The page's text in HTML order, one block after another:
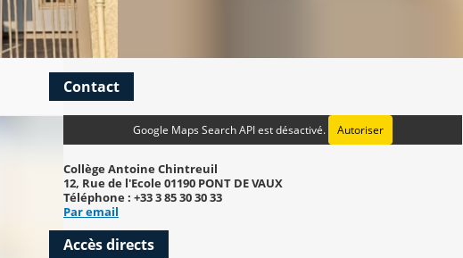
Contact
Google Maps Search API est désactivé. Autoriser
Collège Antoine Chintreuil
12, Rue de l'Ecole 01190 PONT DE VAUX
Téléphone : +33 3 85 30 30 33
Par email
Accès directs